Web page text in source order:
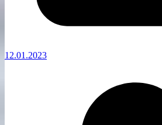
12.01.2023